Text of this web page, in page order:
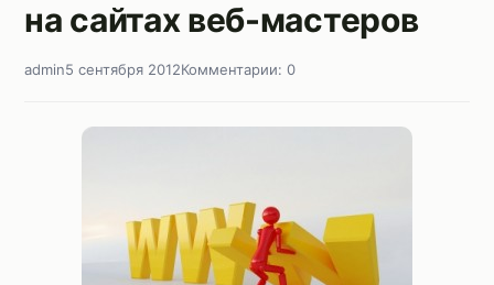
на сайтах веб-мастеров
admin5 сентября 2012Комментарии: 0